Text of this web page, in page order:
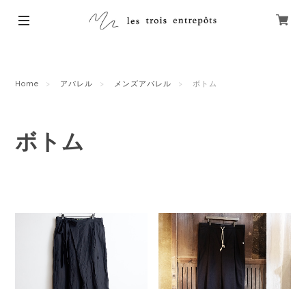
Home アパレル メンズアパレル ボトム
ボトム